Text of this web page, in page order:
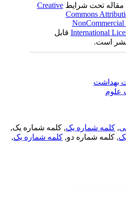
مقاله تحت شرایطCreative
Commons
Internationalقابل
است.
, کلمه شماره یک, کلمه شماره یک,
, کلمه شماره دو,کلمه شماره یک,